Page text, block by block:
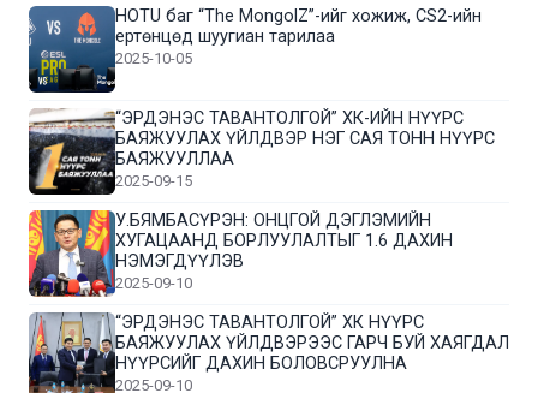
HOTU баг “The MongolZ”-ийг хожиж, CS2-ийн
ертөнцөд шуугиан тарилаа
2025-10-05
“ЭРДЭНЭС ТАВАНТОЛГОЙ” ХК-ИЙН НҮҮРС
БАЯЖУУЛАХ ҮЙЛДВЭР НЭГ САЯ ТОНН НҮҮРС
БАЯЖУУЛЛАА
2025-09-15
У.БЯМБАСҮРЭН: ОНЦГОЙ ДЭГЛЭМИЙН
ХУГАЦААНД БОРЛУУЛАЛТЫГ 1.6 ДАХИН
НЭМЭГДҮҮЛЭВ
2025-09-10
“ЭРДЭНЭС ТАВАНТОЛГОЙ” ХК НҮҮРС
БАЯЖУУЛАХ ҮЙЛДВЭРЭЭС ГАРЧ БУЙ ХАЯГДАЛ
НҮҮРСИЙГ ДАХИН БОЛОВСРУУЛНА
2025-09-10